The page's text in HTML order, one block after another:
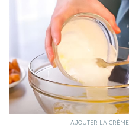
AJOUTER LA